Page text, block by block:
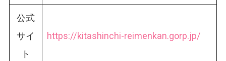
公式
サイ
ト
https://kitashinchi-reimenkan.gorp.jp/